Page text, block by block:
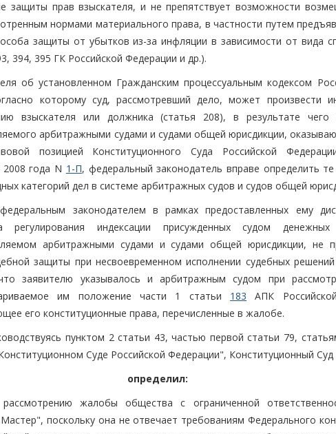
защиты прав взыскателя, и не препятствует возможности
нормами материального права, в частности путем
защиты от убытков из-за инфляции в зависимости от вида
394, 395 ГК Российской Федерации и др.).
об установленном Гражданским процессуальным кодексом
которому суд, рассмотревший дело, может произвести
взыскателя или должника (статья 208), в результате чего
арбитражными судами и судами общей юрисдикции,
позицией Конституционного Суда Российской
года N 1-П, федеральный законодатель вправе определить
категорий дел в системе арбитражных судов и судов общей
законодателем в рамках предоставленных ему
регулирования индексации присужденных судом
арбитражными судами и судами общей юрисдикции, не
защиты при несвоевременном исполнении судебных
заявителю указывалось и арбитражным судом при
им положение части 1 статьи 183 АПК
его конституционные права, перечисленные в жалобе.
пунктом 2 статьи 43, частью первой статьи 79,
Суде Российской Федерации", Конституционный
определил:
жалобы общества с ограниченной
поскольку она не отвечает требованиям Федерального